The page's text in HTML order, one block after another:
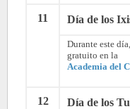
11 Día de los
Durante este
gratuito en la
Academia del
12 Día de los